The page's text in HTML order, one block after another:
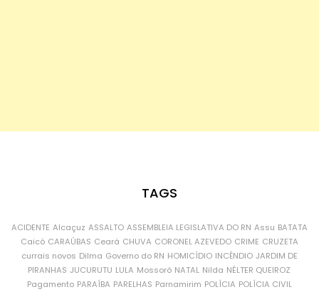
TAGS
ACIDENTE Alcaçuz ASSALTO ASSEMBLEIA LEGISLATIVA DO RN Assu BATATA
Caicó CARAÚBAS Ceará CHUVA CORONEL AZEVEDO CRIME CRUZETA
currais novos Dilma Governo do RN HOMICÍDIO INCÊNDIO JARDIM DE
PIRANHAS JUCURUTU LULA Mossoró NATAL Nilda NÉLTER QUEIROZ
Pagamento PARAÍBA PARELHAS Parnamirim POLÍCIA POLÍCIA CIVIL